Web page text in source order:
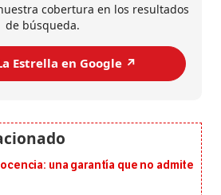
cobertura en los resultados
de búsqueda.
Estrella en Google ↗️
una garantía que no admite